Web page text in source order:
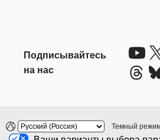
Подписывайтесь
на нас
Темный